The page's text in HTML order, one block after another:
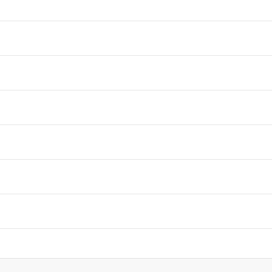
in Graubünden Ferienwohnungen in Berner Oberland
in Jura - Neuchâtel Ferienwohnungen in Basel & Umgebung
in Graubünden Ferienwohnungen in Berner Oberland
in Jura - Neuchâtel Ferienwohnungen in Basel & Umgebung
in Strandnähe in Luzern -
Ferienwohnungen in Strandnähe in
in Strandnähe in Wallis Ferienwohnungen in Strandnähe in
für Skiurlaub in Grindelwald Ferienwohnungen für Skiurlaub in Saas-
für Skiurlaub in Waadt Ferienwohnungen für Skiurlaub in Lago
mit Pool in Graubünden Ferienwohnung mit Pool in Grindelwald
in Graubünden Ferienwohnungen in Berner Oberland